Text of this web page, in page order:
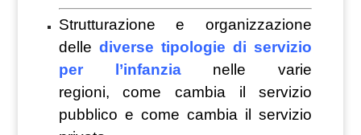
Strutturazione e organizzazione
delle diverse tipologie di servizio
per l’infanzianelle varie
regioni, come cambia il servizio
pubblico e come cambia il servizio